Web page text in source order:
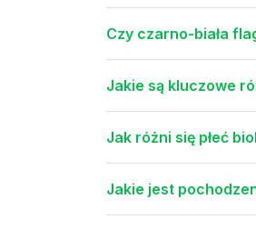
Czy czarno-biała
Jakie są kluczowe
Jak różni się płeć
Jakie jest